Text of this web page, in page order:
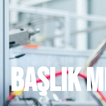
Başlık